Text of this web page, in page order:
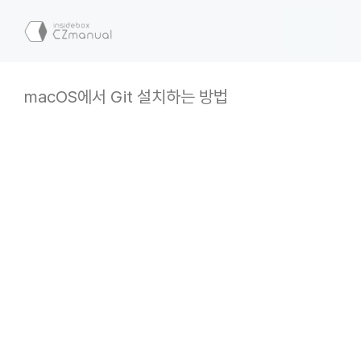
macOS에서 Git 설치하는 방법